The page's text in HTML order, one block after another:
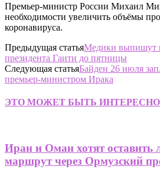
Премьер-министр России Михаил
необходимости увеличить объёмы
коронавируса.
Предыдущая статьяМедики выпишут
президента Гаити до пятницы
Следующая статьяБайден 26 июля
премьер-министром Ирака
ЭТО МОЖЕТ БЫТЬ ИНТЕРЕСНО
Иран и Оман хотят оставить
маршрут через Ормузский